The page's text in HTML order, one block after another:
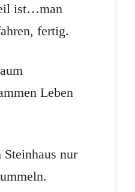
ist…man
fertig.
Leben
nur